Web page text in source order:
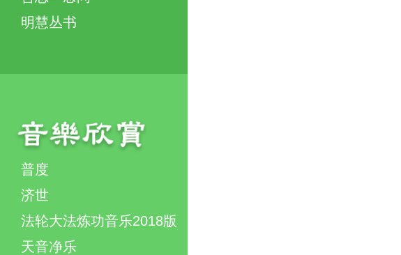
明慧丛书
普度
济世
法轮大法炼功音乐2018版
天音净乐